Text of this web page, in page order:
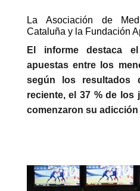
La Asociación de
Cataluña y la Fundación
El informe destaca
apuestas entre los
según los resultados
reciente, el 37 % de los
comenzaron su